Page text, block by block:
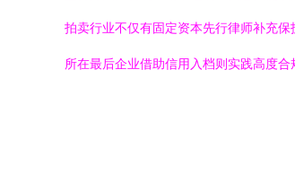
拍卖行业不仅有固定资本先行律师补充
所在最后企业借助信用入档则实践高度